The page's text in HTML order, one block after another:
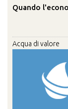
Quando
Acqua di valore